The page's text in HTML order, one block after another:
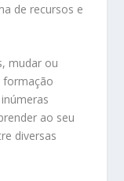
de recursos e
mudar ou
formação
ao seu
diversas